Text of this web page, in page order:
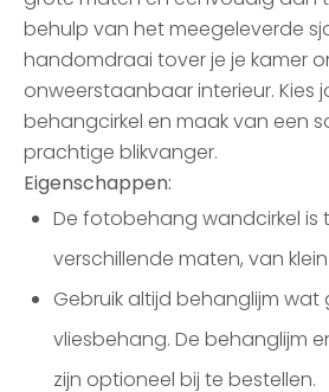
behulp van het meegeleverde
handomdraai tover je je kamer
onweerstaanbaar interieur. Kies
behangcirkel en maak van een
prachtige blikvanger.
Eigenschappen:
De fotobehang wandcirkel is
verschillende maten, van
Gebruik altijd behanglijm wat
vliesbehang. De behanglijm
zijn optioneel bij te bestellen.